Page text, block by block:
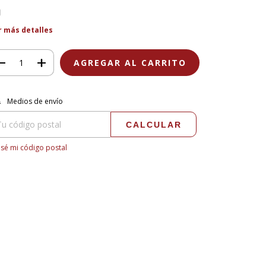
más detalles
para el CP:
Medios de envío
CALCULAR
mi código postal